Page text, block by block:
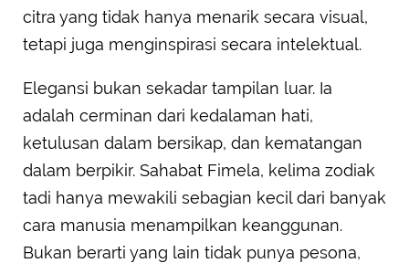
citra yang tidak hanya menarik secara visual,
tetapi juga menginspirasi secara intelektual.
Elegansi bukan sekadar tampilan luar. Ia
adalah cerminan dari kedalaman hati,
ketulusan dalam bersikap, dan kematangan
dalam berpikir. Sahabat Fimela, kelima zodiak
tadi hanya mewakili sebagian kecil dari banyak
cara manusia menampilkan keanggunan.
Bukan berarti yang lain tidak punya pesona,